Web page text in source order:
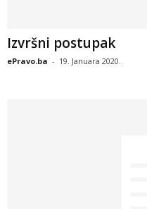
Izvršni postupak
ePravo.ba - 19. Januara 2020.